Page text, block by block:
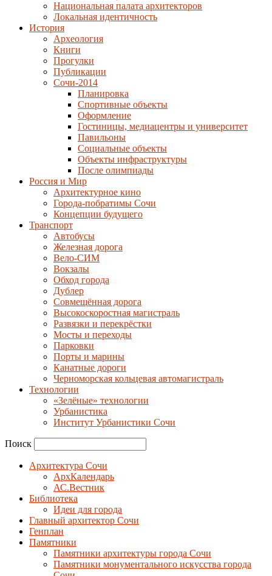
Национальная палата архитекторов
Локальная идентичность
История
Археология
Книги
Прогулки
Публикации
Сочи-2014
Планировка
Спортивные объекты
Оформление
Гостиницы, медиацентры и университет
Павильоны
Социальные объекты
Объекты инфраструктуры
После олимпиады
Россия и Мир
Архитектурное кино
Города-побратимы Сочи
Концепции будущего
Транспорт
Автобусы
Железная дорога
Вело-СИМ
Вокзалы
Обход города
Дублер
Совмещённая дорога
Высокоскоростная магистраль
Развязки и перекрёстки
Мосты и переходы
Парковки
Порты и марины
Канатные дороги
Черноморская кольцевая автомагистраль
Технологии
«Зелёные» технологии
Урбанистика
Институт Урбанистики Сочи
Поиск
Архитектура Сочи
АрхКалендарь
АС.Вестник
Библиотека
Идеи для города
Главный архитектор Сочи
Генплан
Памятники
Памятники архитектуры города Сочи
Памятники монументального искусства города